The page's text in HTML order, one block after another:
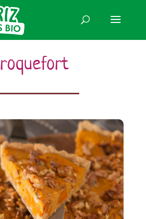
roquefort